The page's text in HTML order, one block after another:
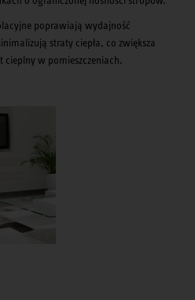
poprawiają wydajność
straty ciepła, co zwiększa
cieplny w pomieszczeniach.